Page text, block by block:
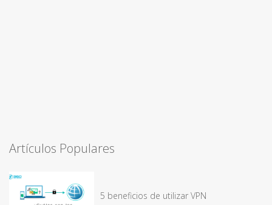
Artículos Populares
5 beneficios de utilizar VPN